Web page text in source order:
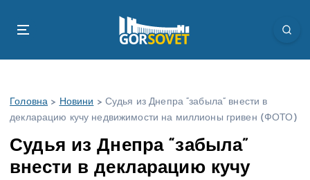
Головна > Новини > Судья из Днепра “забыла” внести в
декларацию кучу недвижимости на миллионы гривен (ФОТО)
Судья из Днепра “забыла”
внести в декларацию кучу